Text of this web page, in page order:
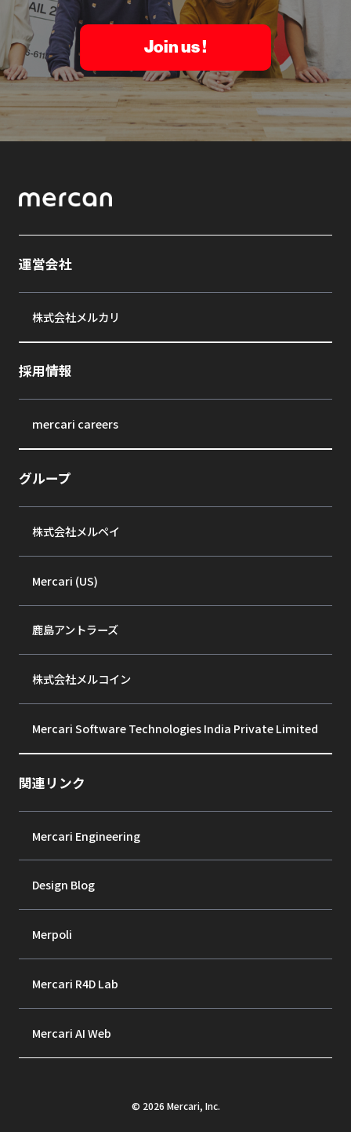
Join us !
運営会社
株式会社メルカリ
採用情報
mercari careers
グループ
株式会社メルペイ
Mercari (US)
鹿島アントラーズ
株式会社メルコイン
Mercari Software Technologies India Private Limited
関連リンク
Mercari Engineering
Design Blog
Merpoli
Mercari R4D Lab
Mercari AI Web
© 2026 Mercari, Inc.